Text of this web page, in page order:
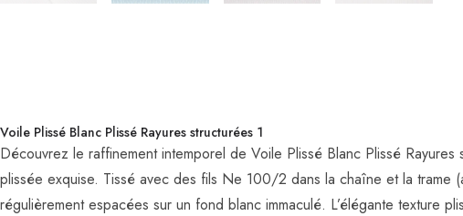
Voile Plissé Blanc Plissé Rayures structurées 1
Découvrez le raffinement intemporel de Voile Plissé Blanc Plissé
plissée exquise. Tissé avec des fils Ne 100/2 dans la chaîne et la
régulièrement espacées sur un fond blanc immaculé. L’élégante texture